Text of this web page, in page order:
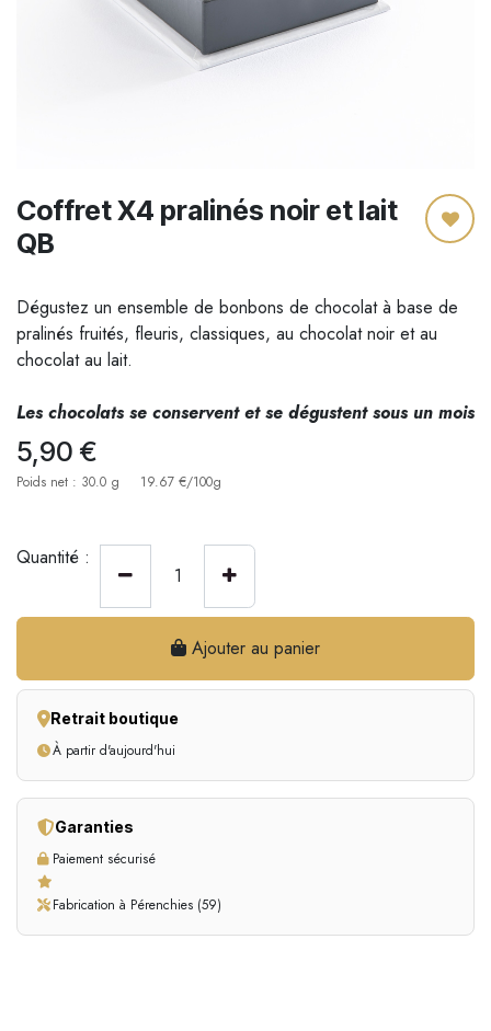
Coffret X4 pralinés noir et lait
QB
Dégustez un ensemble de bonbons de chocolat à base de
pralinés fruités, fleuris, classiques, au chocolat noir et au
chocolat au lait.
Les chocolats se conservent et se dégustent sous un mois
5,90 €
Poids net : 30.0 g 19.67 €/100g
Quantité :
Ajouter au panier
Retrait boutique
À partir d'aujourd'hui
Garanties
Paiement sécurisé
Fabrication à Pérenchies (59)